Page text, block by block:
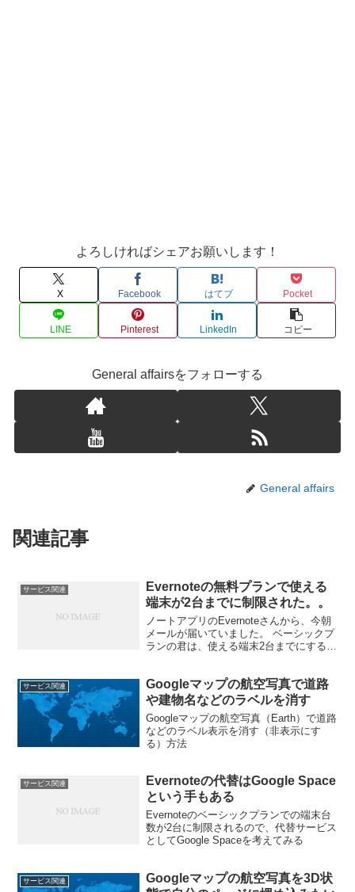
よろしければシェアお願いします！
X Facebook はてブ Pocket
LINE Pinterest LinkedIn コピー
General affairsをフォローする
General affairs
関連記事
サービス関連
Evernoteの無料プランで使える
端末が2台までに制限された。。
ノートアプリのEvernoteさんから、今朝
メールが届いていました。 ベーシックプ
ランの君は、使える端末2台までにするか
× 2とiPad Air 2と...
サービス関連
Googleマップの航空写真で道路
や建物名などのラベルを消す
Googleマップの航空写真（Earth）で道路
などのラベル表示を消す（非表示にす
る）方法
サービス関連
Evernoteの代替はGoogle Space
という手もある
Evernoteのベーシックプランでの端末台
数が2台に制限されるので、代替サービス
としてGoogle Spaceを考えてみる
サービス関連
Googleマップの航空写真を3D状